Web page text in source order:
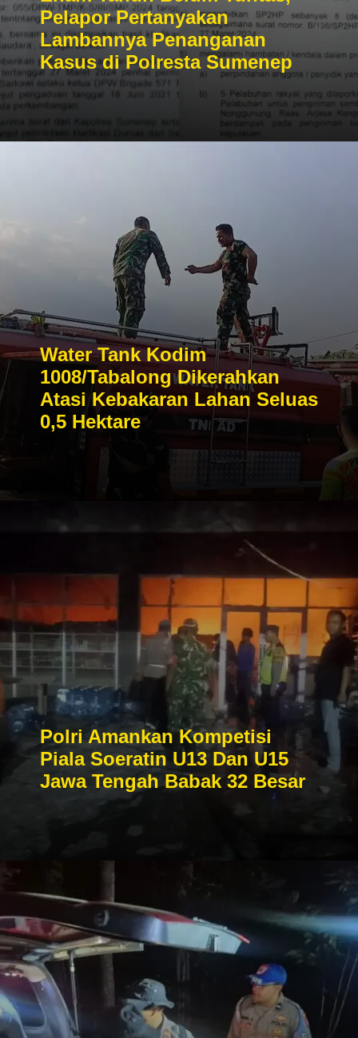
Pelapor Pertanyakan
Lambannya Penanganan
Kasus di Polresta Sumenep
Water Tank Kodim
1008/Tabalong Dikerahkan
Atasi Kebakaran Lahan Seluas
0,5 Hektare
Polri Amankan Kompetisi
Piala Soeratin U13 Dan U15
Jawa Tengah Babak 32 Besar